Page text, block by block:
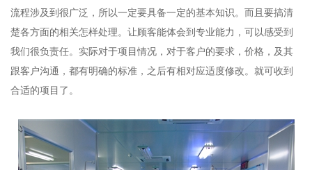
流程涉及到很广泛，所以一定要具备一定的基本知识。而且要搞清
楚各方面的相关怎样处理。让顾客能体会到专业能力，可以感受到
我们很负责任。实际对于项目情况，对于客户的要求，价格，及其
跟客户沟通，都有明确的标准，之后有相对应适度修改。就可收到
合适的项目了。